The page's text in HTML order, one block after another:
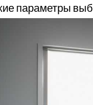
параметры